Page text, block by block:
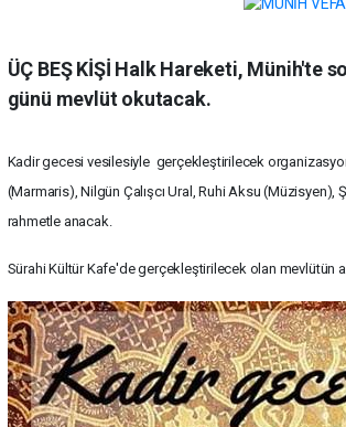
ÜÇ BEŞ KİŞİ Halk Hareketi, Münih'te
günü mevlüt okutacak.
Kadir gecesi vesilesiyle gerçekleştirilecek
(Marmaris), Nilgün Çalışcı Ural, Ruhi Aksu (Müzisyen),
rahmetle anacak.
Sürahi Kültür Kafe'de gerçekleştirilecek olan mevlütün